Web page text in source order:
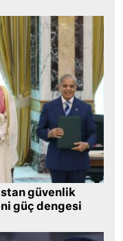
güvenlik
güç dengesi